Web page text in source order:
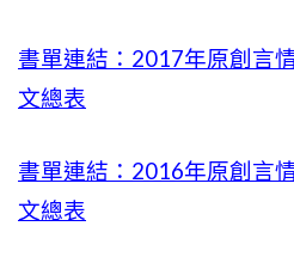
書單連結：2017年原創言
文總表
書單連結：2016年原創言
文總表